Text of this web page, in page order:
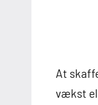
At
vækst